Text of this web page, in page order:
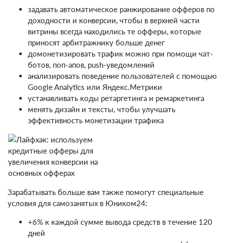
задавать автоматическое ранжирование офферов по
доходности и конверсии, чтобы в верхней части
витрины всегда находились те офферы, которые
приносят арбитражнику больше денег
домонетизировать трафик можно при помощи чат-
ботов, поп-апов, push-уведомлений
анализировать поведение пользователей с помощью
Google Analytics или Яндекс.Метрики
устанавливать коды ретаргетинга и ремаркетинга
менять дизайн и тексты, чтобы улучшать
эффективность монетизации трафика
Зарабатывать больше вам также помогут специальные
условия для самозанятых в Юником24:
+6% к каждой сумме вывода средств в течение 120
дней